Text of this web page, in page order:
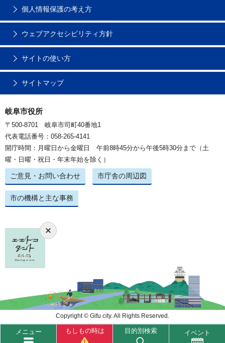
メニュー もしもの時は 目的別検索 イベント
個人情報保護の考え方
ウェブアクセシビリティ方針
サイトの使い方
サイトマップ
岐阜市役所
〒500-8701 岐阜市司町40番地1
代表電話番号：058-265-4141
開庁時間：月曜日から金曜日 午前8時45分から午後5時30分まで（土
曜・日曜・祝日・年末年始を除く）
ご意見・お問い合わせ 市庁舎の周辺図
市の機構と主な事務
Copyright © Gifu city. All Rights Reserved.